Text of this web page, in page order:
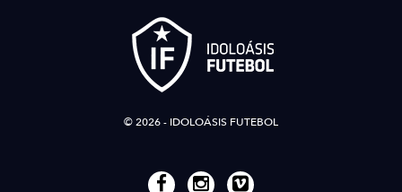
© 2026 - IDOLOÁSIS FUTEBOL